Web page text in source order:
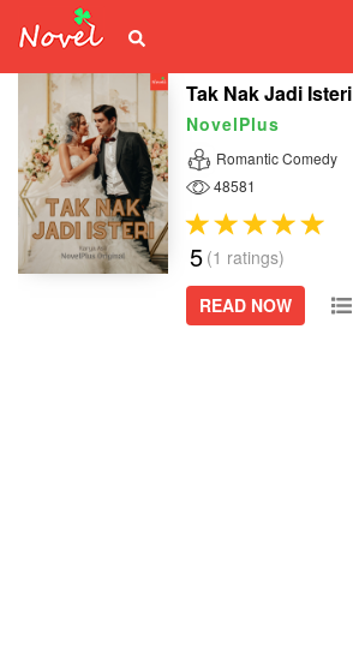
Tak Nak Jadi Isteri
NovelPlus
Romantic Comedy
48581
5 (1 ratings)
READ NOW